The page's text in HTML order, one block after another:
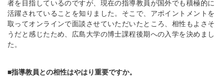
者を目指しているのですが、現在の指導教員が国外でも積極的に
活躍されていることを知りました。そこで、アポイントメントを
取ってオンラインで面談させていただいたところ、相性もよさそ
うだと感じたため、広島大学の博士課程後期への入学を決めまし
た。
■指導教員との相性はやはり重要ですか。